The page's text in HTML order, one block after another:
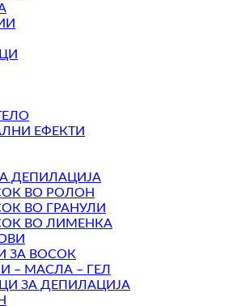
ЕФЕКТИ
ДЕПИЛАЦИЈА
ВО РОЛОН
ВО ГРАНУЛИ
ВО ЛИМЕНКА
ЗА ВОСОК
– МАСЛА – ГЕЛ
ЗА ДЕПИЛАЦИЈА